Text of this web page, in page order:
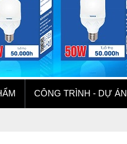
CÔNG TRÌNH - DỰ ÁN